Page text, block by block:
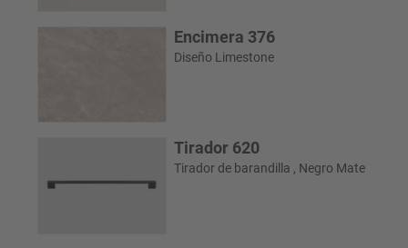
Encimera 376
Diseño Limestone
Tirador 620
Tirador de barandilla , Negro Mate